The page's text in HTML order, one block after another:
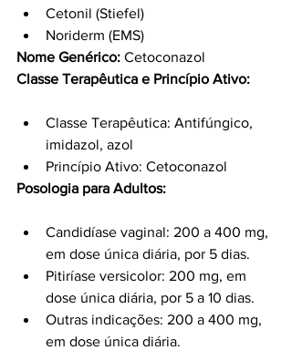
Cetonil (Stiefel)
Noriderm (EMS)
Nome Genérico: Cetoconazol
Classe Terapêutica e Princípio Ativo:
Classe Terapêutica: Antifúngico,
imidazol, azol
Princípio Ativo: Cetoconazol
Posologia para Adultos:
Candidíase vaginal: 200 a 400 mg,
em dose única diária, por 5 dias.
Pitiríase versicolor: 200 mg, em
dose única diária, por 5 a 10 dias.
Outras indicações: 200 a 400 mg,
em dose única diária.